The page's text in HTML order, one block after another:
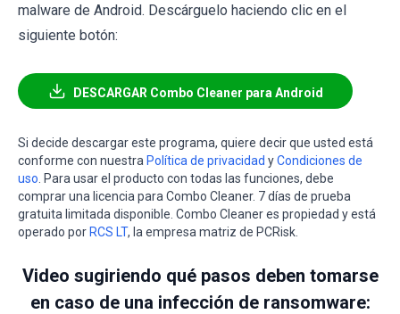
malware de Android. Descárguelo haciendo clic en el
siguiente botón:
DESCARGAR Combo Cleaner para Android
Si decide descargar este programa, quiere decir que usted está
conforme con nuestra Política de privacidad yCondiciones de
uso . Para usar el producto con todas las funciones, debe
comprar una licencia para Combo Cleaner. 7 días de prueba
gratuita limitada disponible. Combo Cleaner es propiedad y está
operado por RCS LT, la empresa matriz de PCRisk.
Video sugiriendo qué pasos deben tomarse
en caso de una infección de ransomware: